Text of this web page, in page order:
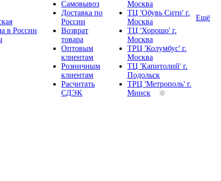
в России
Самовывоз
Доставка по
России
Возврат
товара
Оптовым
клиентам
Розничным
клиентам
Расчитать
СДЭК
Москва
ТЦ 'Обувь Сити' г.
Москва
ТЦ 'Хорошо' г.
Москва
ТРЦ 'Колумбус' г.
Москва
ТЦ 'Капитолий' г.
Подольск
ТРЦ 'Метрополь' г.
Минск
Ещё